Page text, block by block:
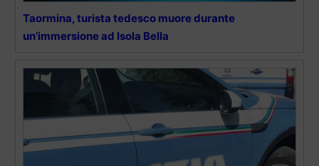
Taormina, turista tedesco muore durante
un’immersione ad Isola Bella